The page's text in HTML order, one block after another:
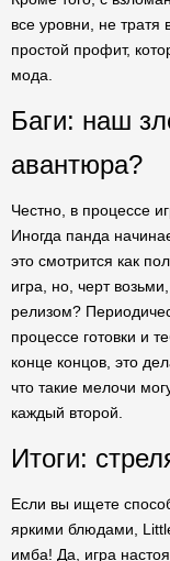
все уровни, не
простой профит,
мода.
Баги: наш
авантюра?
Честно, в процессе
Иногда панда
это смотрится как
игра, но, черт
релизом?
процессе готовки и
конце концов, это
что такие мелочи
каждый второй.
Итоги:
Если вы ищете
яркими блюдами,
имба! Да, игра